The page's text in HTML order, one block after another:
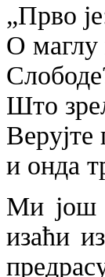
„Прво
О маглу
Што
Верујте
и онда
Ми још
изаћи